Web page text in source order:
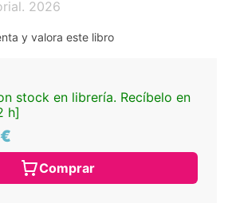
2026
y valora este libro
stock en librería. Recíbelo en
h]
Comprar